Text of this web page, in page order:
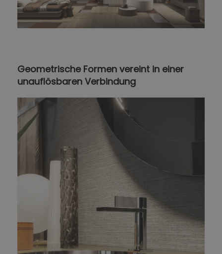
Geometrische Formen vereint in einer
unauflösbaren Verbindung